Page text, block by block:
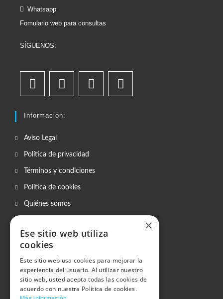
Whatsapp
Fomulario web para consultas
SÍGUENOS:
Información:
Aviso Legal
Política de privacidad
Términos y condiciones
Política de cookies
Quiénes somos
Gastos de envío
Enviarnos archivos
Blog Printermania
×
Ese sitio web utiliza
cookies
Este sitio web usa cookies para mejorar la
experiencia del usuario. Al utilizar nuestro
sitio web, usted acepta todas las cookies de
acuerdo con nuestra Política de cookies.